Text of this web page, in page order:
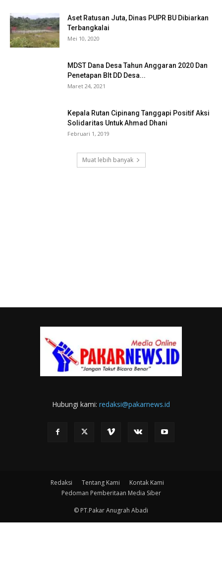
Aset Ratusan Juta, Dinas PUPR BU Dibiarkan
Terbangkalai
Mei 10, 2020
MDST Dana Desa Tahun Anggaran 2020 Dan
Penetapan Blt DD Desa...
Maret 24, 2021
Kepala Rutan Cipinang Tanggapi Positif Aksi
Solidaritas Untuk Ahmad Dhani
Februari 1, 2019
Muat lebih banyak
Hubungi kami: redaksi@pakarnews.id
Redaksi Tentang Kami
Kontak Kami
Pedoman Pemberitaan Media Siber
© PT.Pakar Anugrah Abadi